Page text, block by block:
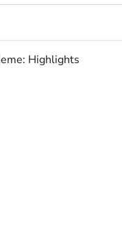
Highlights